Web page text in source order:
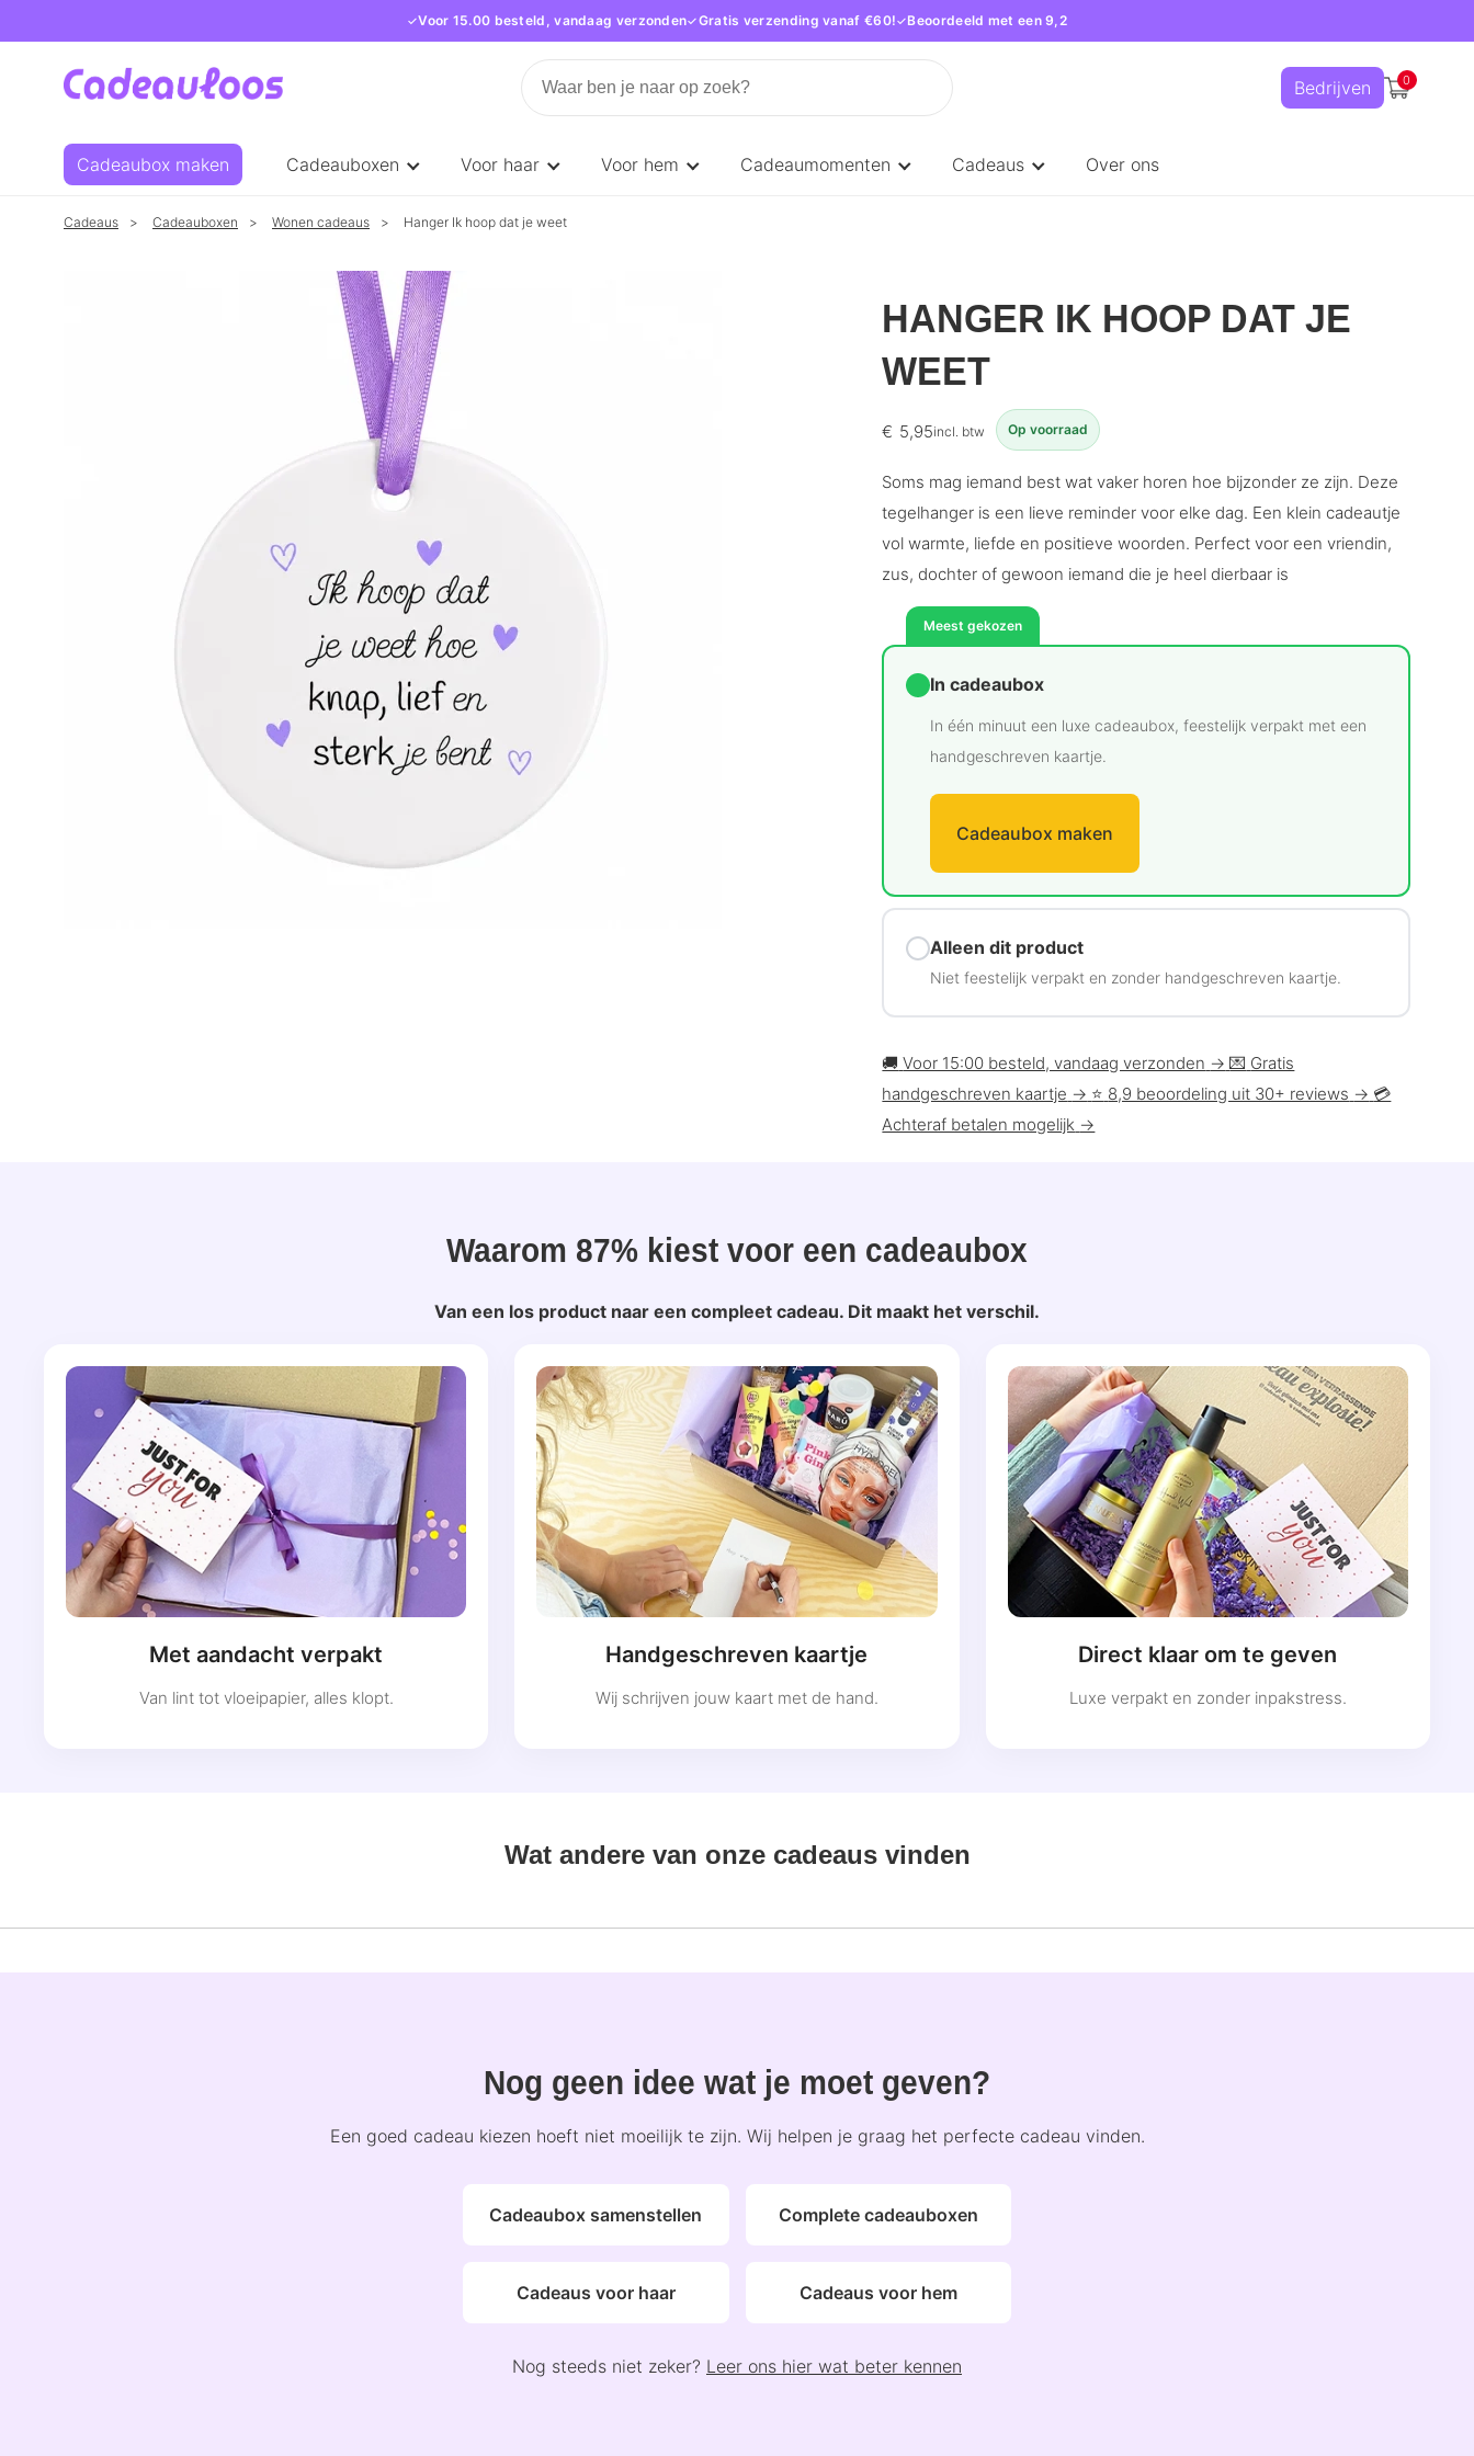
Voor 15.00 besteld, vandaag verzonden Gratis verzending vanaf €60! Beoordeeld met een 9,2
Bedrijven 0
Cadeaubox maken Cadeauboxen Voor haar Voor hem Cadeaumomenten Cadeaus Over ons
Cadeaus Cadeauboxen Wonen cadeaus Hanger Ik hoop dat je weet
HANGER IK HOOP DAT JE
WEET
€ 5,95incl. btw Op voorraad
Soms mag iemand best wat vaker horen hoe bijzonder ze zijn. Deze
tegelhanger is een lieve reminder voor elke dag. Een klein cadeautje
vol warmte, liefde en positieve woorden. Perfect voor een vriendin,
zus, dochter of gewoon iemand die je heel dierbaar is
In cadeaubox
Meest gekozen
In één minuut een luxe cadeaubox, feestelijk verpakt met een
handgeschreven kaartje.
Cadeaubox maken
Alleen dit product
Niet feestelijk verpakt en zonder handgeschreven kaartje.
🚚 Voor 15:00 besteld, vandaag verzonden → 💌 Gratis
handgeschreven kaartje → ⭐ 8,9 beoordeling uit 30+ reviews → 💳
Achteraf betalen mogelijk →
Waarom 87% kiest voor een cadeaubox
Van een los product naar een compleet cadeau. Dit maakt het verschil.
Met aandacht verpakt
Van lint tot vloeipapier, alles klopt.
Handgeschreven kaartje
Wij schrijven jouw kaart met de hand.
Direct klaar om te geven
Luxe verpakt en zonder inpakstress.
Wat andere van onze cadeaus vinden
Nog geen idee wat je moet geven?
Een goed cadeau kiezen hoeft niet moeilijk te zijn. Wij helpen je graag het perfecte cadeau vinden.
Cadeaubox samenstellen Complete cadeauboxen
Cadeaus voor haar Cadeaus voor hem
Nog steeds niet zeker? Leer ons hier wat beter kennen